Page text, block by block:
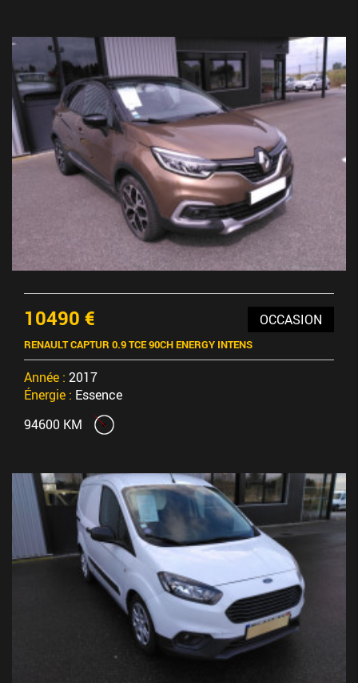
10490 € OCCASION
RENAULT CAPTUR 0.9 TCE 90CH ENERGY INTENS
Année : 2017
Énergie : Essence
94600 KM